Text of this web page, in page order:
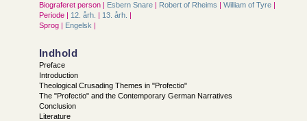
Biograferet person | Esbern Snare | Robert of Rheims | William of Tyre |
Periode | 12. årh. | 13. årh. |
Sprog | Engelsk |
Indhold
Preface
Introduction
Theological Crusading Themes in "Profectio"
The "Profectio" and the Contemporary German Narratives
Conclusion
Literature